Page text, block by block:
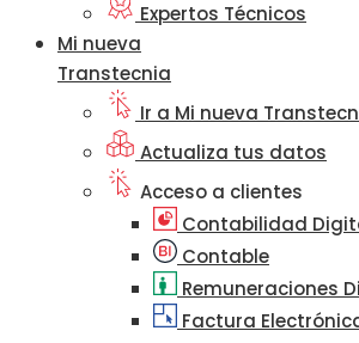
Expertos Técnicos
Mi nueva
Transtecnia
Ir a Mi nueva
Actualiza tus datos
Acceso a clientes
Contabilidad
Contable
Remuneraciones
Factura